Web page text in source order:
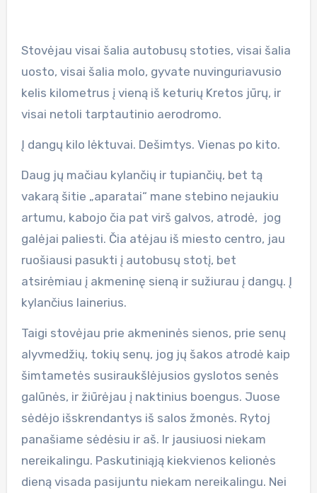
Stovėjau visai šalia autobusų stoties, visai šalia
uosto, visai šalia molo, gyvate nuvinguriavusio
kelis kilometrus į vieną iš keturių Kretos jūrų, ir
visai netoli tarptautinio aerodromo.
Į dangų kilo lėktuvai. Dešimtys. Vienas po kito.
Daug jų mačiau kylančių ir tupiančių, bet tą
vakarą šitie „aparatai“ mane stebino nejaukiu
artumu, kabojo čia pat virš galvos, atrodė, jog
galėjai paliesti. Čia atėjau iš miesto centro, jau
ruošiausi pasukti į autobusų stotį, bet
atsirėmiau į akmeninę sieną ir sužiurau į dangų. Į
kylančius lainerius.
Taigi stovėjau prie akmeninės sienos, prie senų
alyvmedžių, tokių senų, jog jų šakos atrodė kaip
šimtametės susiraukšlėjusios gyslotos senės
galūnės, ir žiūrėjau į naktinius boengus. Juose
sėdėjo išskrendantys iš salos žmonės. Rytoj
panašiame sėdėsiu ir aš. Ir jausiuosi niekam
nereikalingu. Paskutiniąją kiekvienos kelionės
dieną visada pasijuntu niekam nereikalingu. Nei